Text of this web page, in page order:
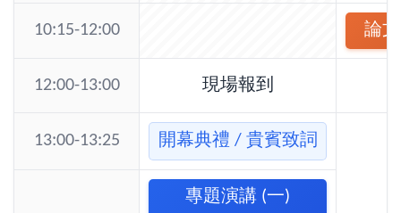
10:15-12:00 論
12:00-13:00 現場報到
13:00-13:25 開幕典禮 / 貴賓致詞
專題演講 (一)